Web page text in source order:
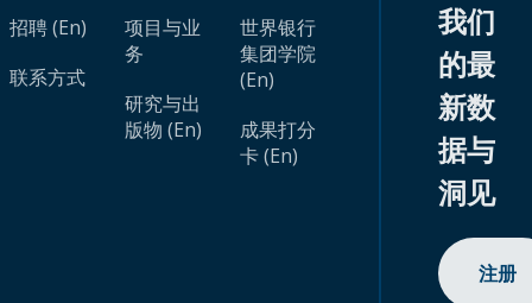
招聘 (En)
联系方式
项目与业
务
研究与出
版物 (En)
世界银行
集团学院
(En)
成果打分
卡 (En)
我们
的最
新数
据与
洞见
注册